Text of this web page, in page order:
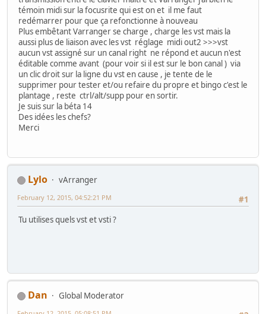
témoin midi sur la focusrite qui est on et il me faut
redémarrer pour que ça refonctionne à nouveau
Plus embêtant Varranger se charge , charge les vst mais la
aussi plus de liaison avec les vst réglage midi out2 >>>vst
aucun vst assigné sur un canal right ne répond et aucun n'est
éditable comme avant (pour voir si il est sur le bon canal ) via
un clic droit sur la ligne du vst en cause , je tente de le
supprimer pour tester et/ou refaire du propre et bingo c'est le
plantage , reste ctrl/alt/supp pour en sortir.
Je suis sur la béta 14
Des idées les chefs?
Merci
Lylo
vArranger
#1
February 12, 2015, 04:52:21 PM
Tu utilises quels vst et vsti ?
Dan
Global Moderator